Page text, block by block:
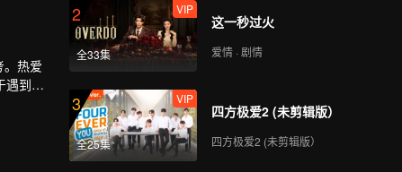
热爱
遇到心
2
全33集
VIP
这一秒过火
爱情 · 剧情
3
全25集
VIP
四方极爱2 (未剪辑版）
四方极爱2 (未剪辑版）